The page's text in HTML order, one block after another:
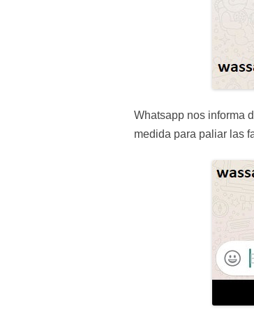
Whatsapp nos informa
medida para paliar las